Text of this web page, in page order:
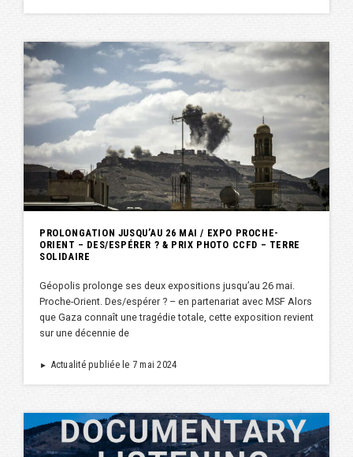
PROLONGATION JUSQU’AU 26 MAI / EXPO PROCHE-
ORIENT – DES/ESPÉRER ? & PRIX PHOTO CCFD – TERRE
SOLIDAIRE
Géopolis prolonge ses deux expositions jusqu’au 26 mai.
Proche-Orient. Des/espérer ? – en partenariat avec MSF Alors
que Gaza connaît une tragédie totale, cette exposition revient
sur une décennie de
► Actualité publiée le 7 mai 2024